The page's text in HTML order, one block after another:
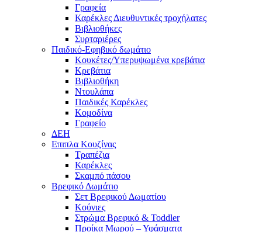
Γραφεία
Καρέκλες Διευθυντικές τροχήλατες
Βιβλιοθήκες
Συρταριέρες
Παιδικό-Εφηβικό δωμάτιο
Κουκέτες/Υπερυψωμένα κρεβάτια
Κρεβάτια
Βιβλιοθήκη
Ντουλάπα
Παιδικές Καρέκλες
Κομοδίνα
Γραφείο
ΔΕΗ
Επιπλα Κουζίνας
Τραπέζια
Καρέκλες
Σκαμπό πάσου
Βρεφικό Δωμάτιο
Σετ Βρεφικού Δωματίου
Κούνιες
Στρώμα Βρεφικό & Toddler
Προίκα Μωρού – Υφάσματα